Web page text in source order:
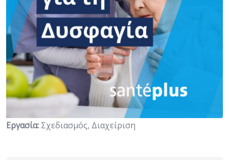
Εργασία: Σχεδιασμός, Διαχείριση